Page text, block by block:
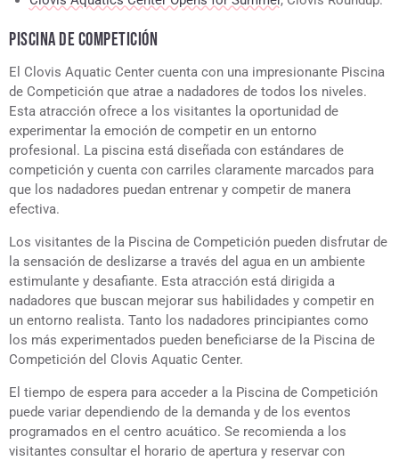
PISCINA DE COMPETICIÓN
El Clovis Aquatic Center cuenta con una impresionante Piscina
de Competición que atrae a nadadores de todos los niveles.
Esta atracción ofrece a los visitantes la oportunidad de
experimentar la emoción de competir en un entorno
profesional. La piscina está diseñada con estándares de
competición y cuenta con carriles claramente marcados para
que los nadadores puedan entrenar y competir de manera
efectiva.
Los visitantes de la Piscina de Competición pueden disfrutar de
la sensación de deslizarse a través del agua en un ambiente
estimulante y desafiante. Esta atracción está dirigida a
nadadores que buscan mejorar sus habilidades y competir en
un entorno realista. Tanto los nadadores principiantes como
los más experimentados pueden beneficiarse de la Piscina de
Competición del Clovis Aquatic Center.
El tiempo de espera para acceder a la Piscina de Competición
puede variar dependiendo de la demanda y de los eventos
programados en el centro acuático. Se recomienda a los
visitantes consultar el horario de apertura y reservar con